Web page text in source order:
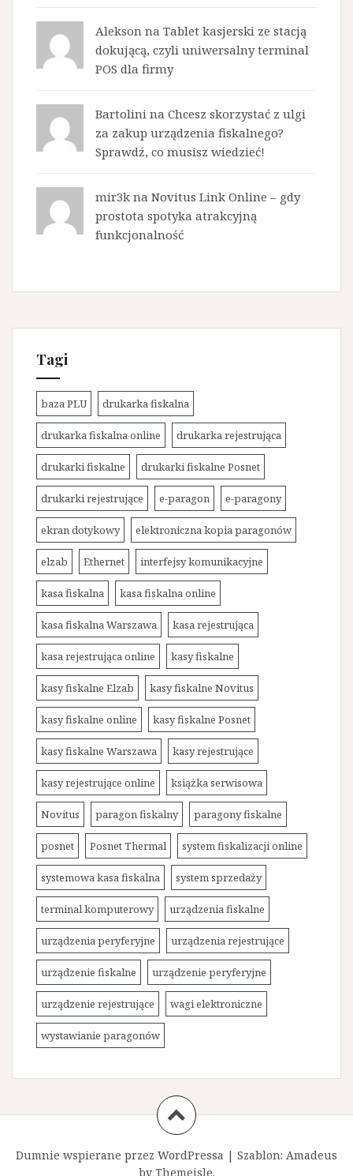
Alekson na Tablet kasjerski ze stacją
dokującą, czyli uniwersalny terminal
POS dla firmy
Bartolini na Chcesz skorzystać z ulgi
za zakup urządzenia fiskalnego?
Sprawdź, co musisz wiedzieć!
mir3k na Novitus Link Online – gdy
prostota spotyka atrakcyjną
funkcjonalność
Tagi
baza PLU drukarka fiskalna
drukarka fiskalna online drukarka rejestrująca
drukarki fiskalne drukarki fiskalne Posnet
drukarki rejestrujące e-paragon e-paragony
ekran dotykowy elektroniczna kopia paragonów
elzab Ethernet interfejsy komunikacyjne
kasa fiskalna kasa fiskalna online
kasa fiskalna Warszawa kasa rejestrująca
kasa rejestrująca online kasy fiskalne
kasy fiskalne Elzab kasy fiskalne Novitus
kasy fiskalne online kasy fiskalne Posnet
kasy fiskalne Warszawa kasy rejestrujące
kasy rejestrujące online książka serwisowa
Novitus paragon fiskalny paragony fiskalne
posnet Posnet Thermal system fiskalizacji online
systemowa kasa fiskalna system sprzedaży
terminal komputerowy urządzenia fiskalne
urządzenia peryferyjne urządzenia rejestrujące
urządzenie fiskalne urządzenie peryferyjne
urządzenie rejestrujące wagi elektroniczne
wystawianie paragonów
Dumnie wspierane przez WordPressa | Szablon: Amadeus
by Themeisle.